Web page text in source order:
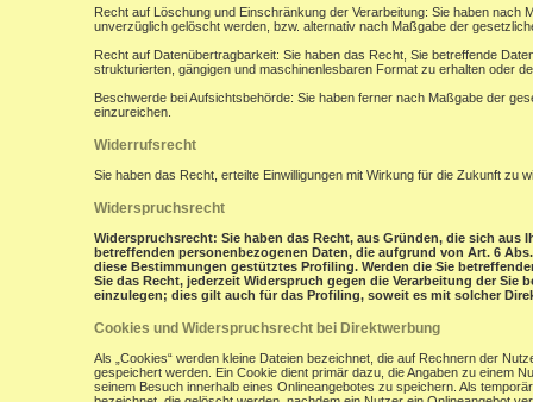
Recht auf Löschung und Einschränkung der Verarbeitung: Sie haben
unverzüglich gelöscht werden, bzw. alternativ nach Maßgabe der
Recht auf Datenübertragbarkeit: Sie haben das Recht, Sie betreffende
strukturierten, gängigen und maschinenlesbaren Format zu erhalten oder
Beschwerde bei Aufsichtsbehörde: Sie haben ferner nach Maßgabe der
einzureichen.
Widerrufsrecht
Sie haben das Recht, erteilte Einwilligungen mit Wirkung für die Zukunft zu
Widerspruchsrecht
Widerspruchsrecht: Sie haben das Recht, aus Gründen, die sich aus
betreffenden personenbezogenen Daten, die aufgrund von Art. 6
diese Bestimmungen gestütztes Profiling. Werden die Sie
Sie das Recht, jederzeit Widerspruch gegen die Verarbeitung der
einzulegen; dies gilt auch für das Profiling, soweit es mit solcher
Cookies und Widerspruchsrecht bei Direktwerbung
Als „Cookies“ werden kleine Dateien bezeichnet, die auf Rechnern der
gespeichert werden. Ein Cookie dient primär dazu, die Angaben zu einem
seinem Besuch innerhalb eines Onlineangebotes zu speichern. Als